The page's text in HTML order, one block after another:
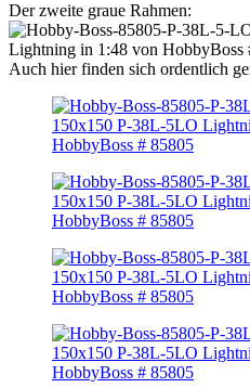
Der zweite graue Rahmen:
Auch hier finden sich ordentlich